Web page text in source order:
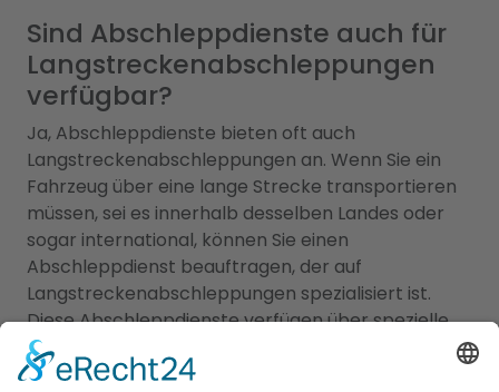
Sind Abschleppdienste auch für
Langstreckenabschleppungen
verfügbar?
Ja, Abschleppdienste bieten oft auch
Langstreckenabschleppungen an. Wenn Sie ein
Fahrzeug über eine lange Strecke transportieren
müssen, sei es innerhalb desselben Landes oder
sogar international, können Sie einen
Abschleppdienst beauftragen, der auf
Langstreckenabschleppungen spezialisiert ist.
Diese Abschleppdienste verfügen über spezielle
Transportfahrzeuge und Ausrüstung, um
Fahrzeuge sicher über lange Distanzen zu